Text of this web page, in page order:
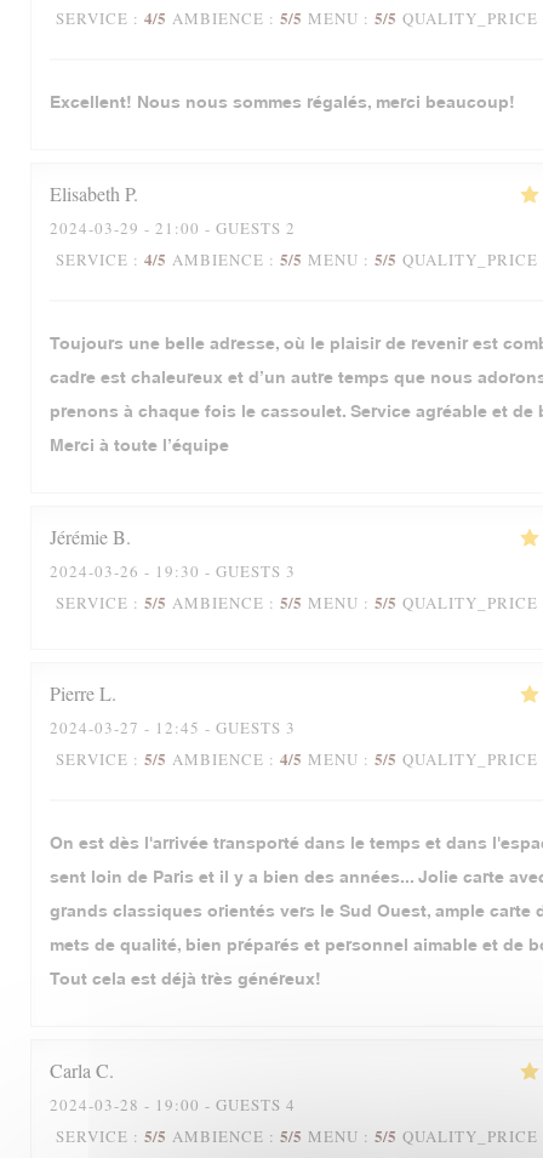
SERVICE : 4/5 AMBIENCE : 5/5 MENU : 5/5 QUALITY_PRICE
Excellent! Nous nous sommes régalés, merci beaucoup!
ElisabethP
2024-03-29 - 21:00 - GUESTS 2
SERVICE : 4/5 AMBIENCE : 5/5 MENU : 5/5 QUALITY_PRICE
Toujours une belle adresse, où le plaisir de revenir est
cadre est chaleureux et d’un autre temps que nous
prenons à chaque fois le cassoulet. Service agréable et de
Merci à toute l’équipe
JérémieB
2024-03-26 - 19:30 - GUESTS 3
SERVICE : 5/5 AMBIENCE : 5/5 MENU : 5/5 QUALITY_PRICE
PierreL
2024-03-27 - 12:45 - GUESTS 3
SERVICE : 5/5 AMBIENCE : 4/5 MENU : 5/5 QUALITY_PRICE
On est dès l'arrivée transporté dans le temps et dans
sent loin de Paris et il y a bien des années... Jolie carte
grands classiques orientés vers le Sud Ouest, ample carte
mets de qualité, bien préparés et personnel aimable et de
Tout cela est déjà très généreux!
CarlaC
2024-03-28 - 19:00 - GUESTS 4
SERVICE : 5/5 AMBIENCE : 5/5 MENU : 5/5 QUALITY_PRICE